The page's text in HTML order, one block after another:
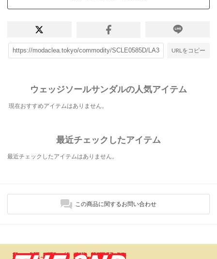
URLをコピー
ウェッジソールサンダルの人気アイテム
現在おすすめアイテムはありません。
最近チェックしたアイテム
最近チェックしたアイテムはありません。
この商品に関するお問い合わせ